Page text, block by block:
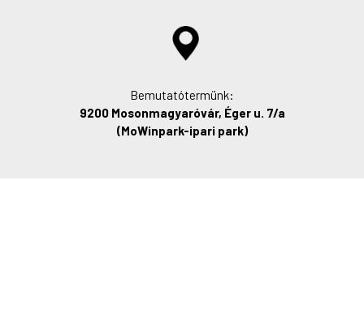
Bemutatótermünk:
9200 Mosonmagyaróvár, Éger u. 7/a
(MoWinpark-ipari park)